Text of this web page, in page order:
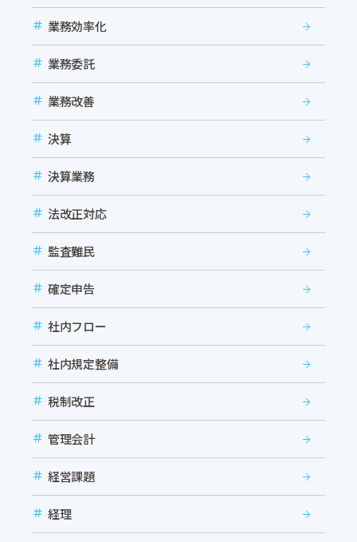
業務効率化
業務委託
業務改善
決算
決算業務
法改正対応
監査難民
確定申告
社内フロー
社内規定整備
税制改正
管理会計
経営課題
経理